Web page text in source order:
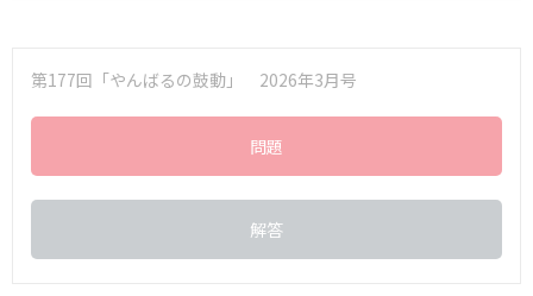
第177回「やんばるの鼓動」 2026年3月号
問題
解答